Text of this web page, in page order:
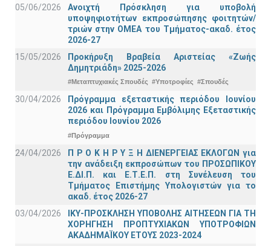
05/06/2026
Ανοιχτή Πρόσκληση για υποβολή
υποψηφιοτήτων εκπροσώπησης φοιτητών/
τριών στην ΟΜΕΑ του Τμήματος-ακαδ. έτος
2026-27
15/05/2026
Προκήρυξη Βραβεία Αριστείας «Ζωής
Δημητριάδη» 2025-2026
#Μεταπτυχιακές Σπουδές #Υποτροφίες #Σπουδές
30/04/2026
Πρόγραμμα εξεταστικής περιόδου Ιουνίου
2026 και Πρόγραμμα Εμβόλιμης Εξεταστικής
περιόδου Ιουνίου 2026
#Πρόγραμμα
24/04/2026
Π Ρ Ο Κ Η Ρ Υ Ξ Η ΔΙΕΝΕΡΓΕΙΑΣ ΕΚΛΟΓΩΝ για
την ανάδειξη εκπροσώπων του ΠΡΟΣΩΠΙΚΟΥ
Ε.ΔΙ.Π. και Ε.Τ.Ε.Π. στη Συνέλευση του
Τμήματος Επιστήμης Υπολογιστών για το
ακαδ. έτος 2026-27
03/04/2026
ΙΚΥ-ΠΡΟΣΚΛΗΣΗ ΥΠΟΒΟΛΗΣ ΑΙΤΗΣΕΩΝ ΓΙΑ ΤΗ
ΧΟΡΗΓΗΣΗ ΠΡΟΠΤΥΧΙΑΚΩΝ ΥΠΟΤΡΟΦΙΩΝ
ΑΚΑΔΗΜΑΪΚΟΥ ΕΤΟΥΣ 2023-2024